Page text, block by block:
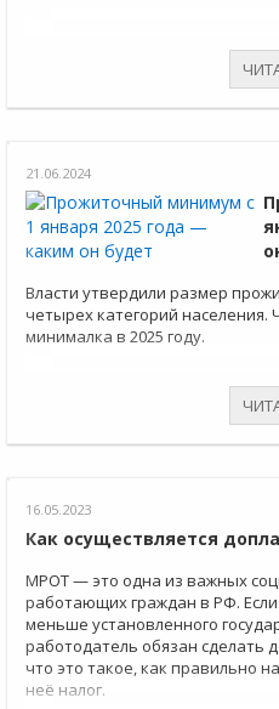
21.06.2024
Власти утвердили размер
четырех категорий населения.
минималка в 2025 году.
16.05.2023
Как осуществляется
МРОТ — это одна из важных
работающих граждан в РФ.
меньше установленного
работодатель обязан сделать
что это такое, как правильно
неё налог.